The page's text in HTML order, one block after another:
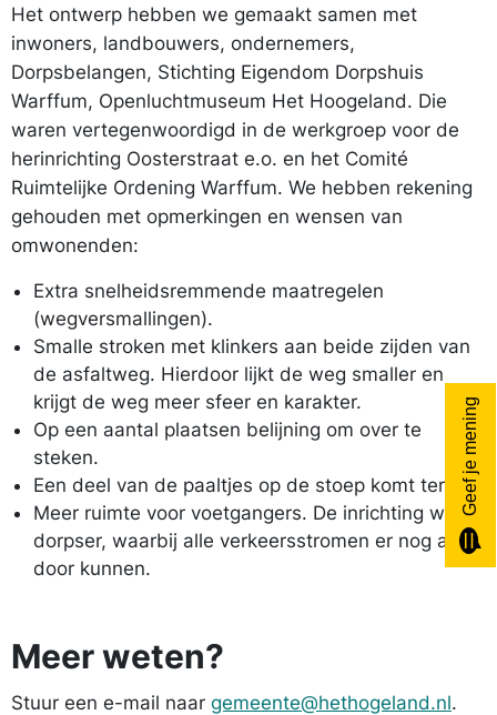
Het ontwerp hebben we gemaakt samen met
inwoners, landbouwers, ondernemers,
Dorpsbelangen, Stichting Eigendom Dorpshuis
Warffum, Openluchtmuseum Het Hoogeland. Die
waren vertegenwoordigd in de werkgroep voor de
herinrichting Oosterstraat e.o. en het Comité
Ruimtelijke Ordening Warffum. We hebben rekening
gehouden met opmerkingen en wensen van
omwonenden:
Extra snelheidsremmende maatregelen
(wegversmallingen).
Smalle stroken met klinkers aan beide zijden van
de asfaltweg. Hierdoor lijkt de weg smaller en
krijgt de weg meer sfeer en karakter.
Op een aantal plaatsen belijning om over te
steken.
Een deel van de paaltjes op de stoep komt terug.
Meer ruimte voor voetgangers. De inrichting wordt
dorpser, waarbij alle verkeersstromen er nog altijd
door kunnen.
Meer weten?
Stuur een e-mail naar gemeente@hethogeland.nl.
Geef je mening